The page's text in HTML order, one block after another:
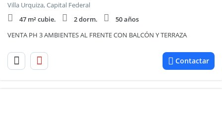
Villa Urquiza, Capital Federal
47 m² cubie.
2 dorm.
50 años
VENTA PH 3 AMBIENTES AL FRENTE CON BALCÓN Y TERRAZA
Contactar